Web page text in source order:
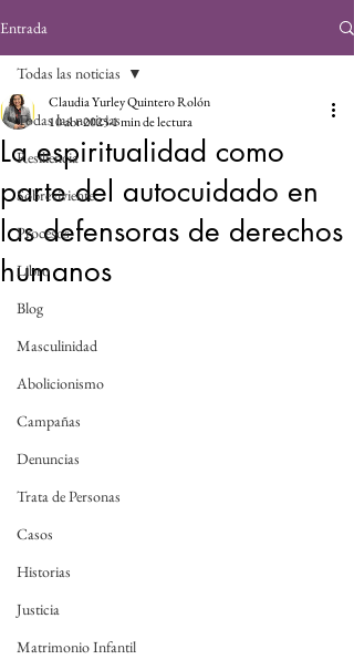
Entrada
Todas las noticias
Resiliencia
Sobreviviente
Procesos
Libro
Blog
Masculinidad
Abolicionismo
Campañas
Denuncias
Trata de Personas
Casos
Historias
Justicia
Matrimonio Infantil
Todas las noticias
La espiritualidad como
parte del autocuidado en
las defensoras de derechos
humanos
Claudia Yurley Quintero Rolón
10 abr 20251 min de lectura